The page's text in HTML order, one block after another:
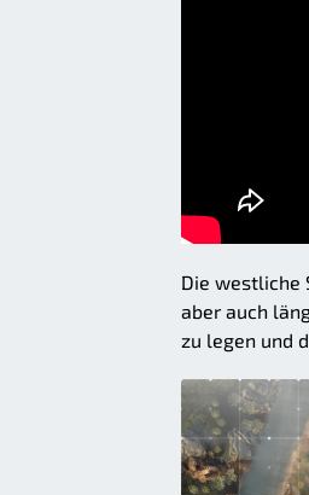
Die westliche
aber auch
zu legen und